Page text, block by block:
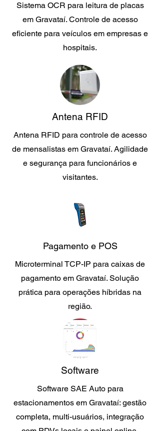
Sistema OCR para leitura de placas
em Gravataí. Controle de acesso
eficiente para veículos em empresas e
hospitais.
Antena RFID
Antena RFID para controle de acesso
de mensalistas em Gravataí. Agilidade
e segurança para funcionários e
visitantes.
Pagamento e POS
Microterminal TCP-IP para caixas de
pagamento em Gravataí. Solução
prática para operações híbridas na
região.
Software
Software SAE Auto para
estacionamentos em Gravataí: gestão
completa, multi-usuários, integração